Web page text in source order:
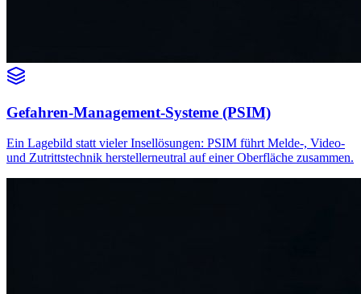
Gefahren-Management-Systeme (PSIM)
Ein Lagebild statt vieler Insellösungen: PSIM führt Melde-, Video-
und Zutrittstechnik herstellerneutral auf einer Oberfläche zusammen.